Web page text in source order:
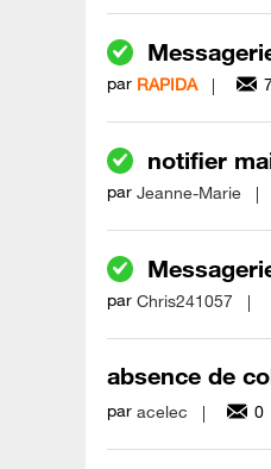
par RAPIDA
notifier
par Jeanne-Marie
par Chris241057
absence de
par acelec 0